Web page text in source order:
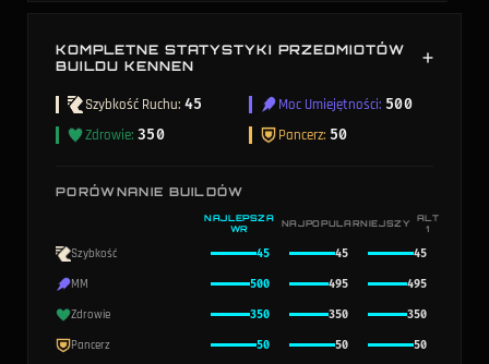
KOMPLETNE STATYSTYKI PRZEDMIOTÓW
BUILDU KENNEN
Połączone statystyki ze wszystkich przedmiotów w tym
buildzie Kennen.
Szybkość Ruchu: 45 Moc Umiejętności: 500
Zdrowie: 350 Pancerz: 50
PORÓWNANIE BUILDÓW
NAJLEPSZA
WR
NAJPOPULARNIEJSZY
ALT
1
Szybkość 45 45 45
MM 500 495 495
Zdrowie 350 350 350
Pancerz 50 50 50